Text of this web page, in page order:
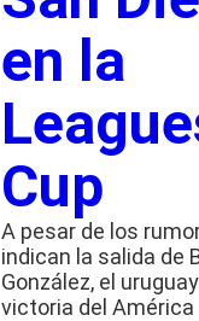
en la
Cup
A pesar de los
indican la salida de
González, el
victoria del América